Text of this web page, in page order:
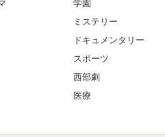
学園
ミステリー
ドキュメンタリー
スポーツ
西部劇
医療